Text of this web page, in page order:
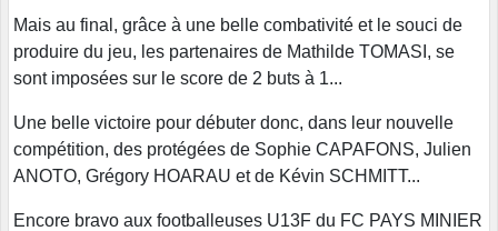
Mais au final, grâce à une belle combativité et le souci de
produire du jeu, les partenaires de Mathilde TOMASI, se
sont imposées sur le score de 2 buts à 1...
Une belle victoire pour débuter donc, dans leur nouvelle
compétition, des protégées de Sophie CAPAFONS, Julien
ANOTO, Grégory HOARAU et de Kévin SCHMITT...
Encore bravo aux footballeuses U13F du FC PAYS MINIER